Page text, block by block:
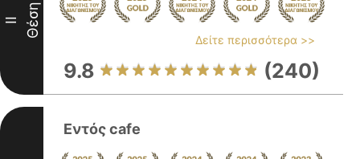
II Θέση
Δείτε περισσότερα >>
9.8 (240)
Εντός cafe